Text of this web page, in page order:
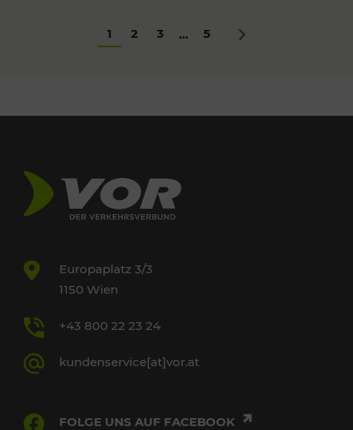
1 2 3 ... 5 Nächstes
Europaplatz 3/3
1150 Wien
+43 800 22 23 24
kundenservice[at]vor.at
FOLGE UNS AUF FACEBOOK